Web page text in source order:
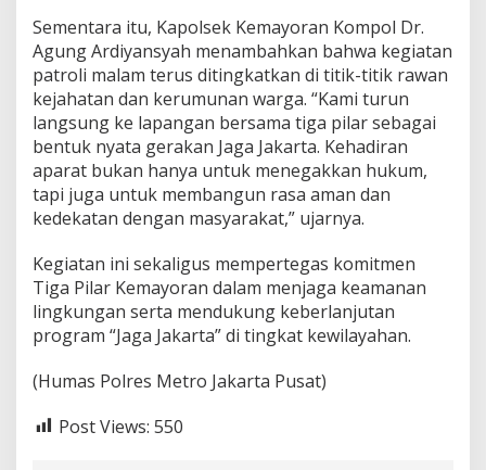
a
J
a
g
a
J
a
k
a
t
a
”
Sementara itu, Kapolsek Kemayoran Kompol Dr.
Agung Ardiyansyah menambahkan bahwa kegiatan
patroli malam terus ditingkatkan di titik-titik rawan
kejahatan dan kerumunan warga. “Kami turun
langsung ke lapangan bersama tiga pilar sebagai
bentuk nyata gerakan Jaga Jakarta. Kehadiran
aparat bukan hanya untuk menegakkan hukum,
tapi juga untuk membangun rasa aman dan
kedekatan dengan masyarakat,” ujarnya.
Kegiatan ini sekaligus mempertegas komitmen
Tiga Pilar Kemayoran dalam menjaga keamanan
lingkungan serta mendukung keberlanjutan
program “Jaga Jakarta” di tingkat kewilayahan.
(Humas Polres Metro Jakarta Pusat)
Post Views: 550